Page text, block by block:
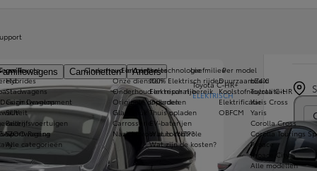
Camionetten
Anders
Toyota C-HR+
ELEKTRISCH
Hybrides
Stadwagens
Gezinswagens
SUV
Bedrijfsvoertuigen
Sportwagens
Alle categorieën
Per model
bZ4X
Toyota C-HR
Yaris Cross
Yaris
Corolla Cross
Corolla Tourings
Proace
Proace City
Alle modellen
Onderhoud en controles
Onze diensten
Onderhoud en reparatie
Originele onderdelen
Glasbreuk
Carrosserie
Nazicht voor autocontrole
Elektrische technologie
100% Elektrisch rijden
Elektrisch rijbereik
Opladen
Thuis opladen
EV-baterijen
Wat is WLTP?
Wat zijn de kosten?
van Toyota
Development
Racing
Leefmilieu
Duurzaamheid
Koolstofneutraliteit
Elektrificatie
OBFCM